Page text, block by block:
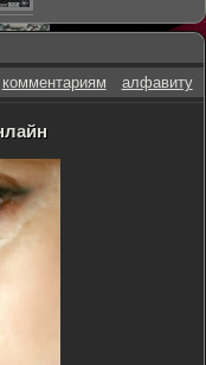
комментариям алфавиту